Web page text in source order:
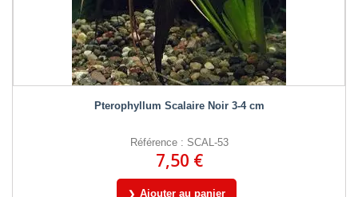
Pterophyllum Scalaire Noir 3-4 cm
Référence : SCAL-53
7,50 €
Ajouter au panier